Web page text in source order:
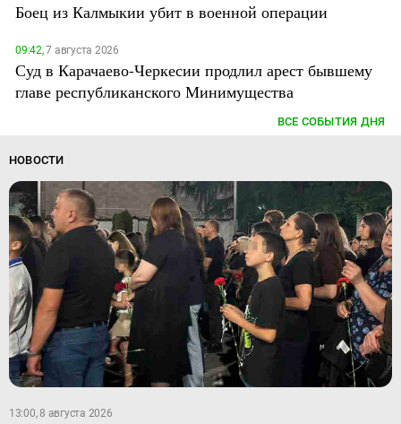
Боец из Калмыкии убит в военной операции
09:42,7 августа 2026
Суд в Карачаево-Черкесии продлил арест бывшему
главе республиканского Минимущества
ВСЕ СОБЫТИЯ ДНЯ
НОВОСТИ
13:00, 8 августа 2026